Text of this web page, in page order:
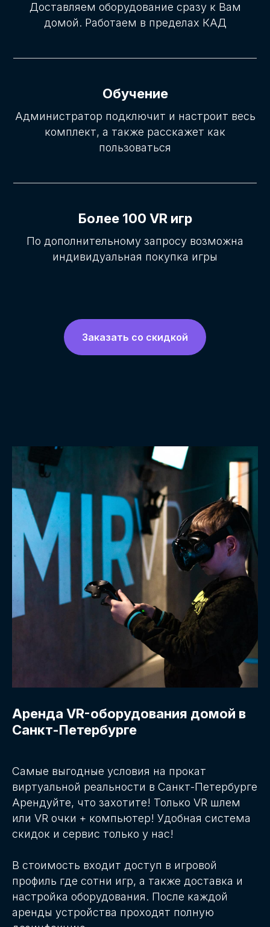
Доставляем оборудование сразу к Вам
домой. Работаем в пределах КАД
Обучение
Администратор подключит и настроит весь
комплект, а также расскажет как
пользоваться
Более 100 VR игр
По дополнительному запросу возможна
индивидуальная покупка игры
Заказать со скидкой
Аренда VR-оборудования домой в
Санкт-Петербурге
Самые выгодные условия на прокат
виртуальной реальности в Санкт-Петербурге
Арендуйте, что захотите! Только VR шлем
или VR очки + компьютер! Удобная система
скидок и сервис только у нас!
В стоимость входит доступ в игровой
профиль где сотни игр, а также доставка и
настройка оборудования. После каждой
аренды устройства проходят полную